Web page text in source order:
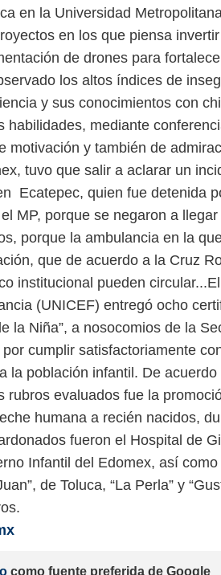
en la Universidad
en los que piensa
de drones para
los altos índices de
y sus conocimientos con
habilidades, mediante
motivación y también de
tuvo que salir a aclarar un
Ecatepec, quien fue detenida
MP, porque se negaron a llegar
porque la ambulancia en la
que de acuerdo a la Cruz
institucional pueden
(UNICEF) entregó ocho
la Niña”, a nosocomios de la
cumplir satisfactoriamente
la población infantil. De
rubros evaluados fue la
humana a recién nacidos,
fueron el Hospital de
Infantil del Edomex, así
de Toluca, “La Perla” y
como fuente preferida de Google